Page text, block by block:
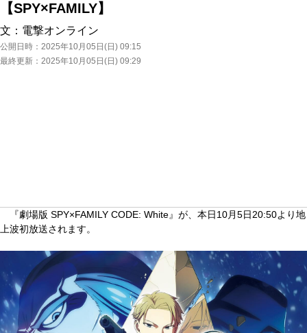
【SPY×FAMILY】
文： 電撃オンライン
公開日時： 2025年10月05日(日) 09:15
最終更新： 2025年10月05日(日) 09:29
『劇場版 SPY×FAMILY CODE: White』が、本日10月5日20:50より地
上波初放送されます。